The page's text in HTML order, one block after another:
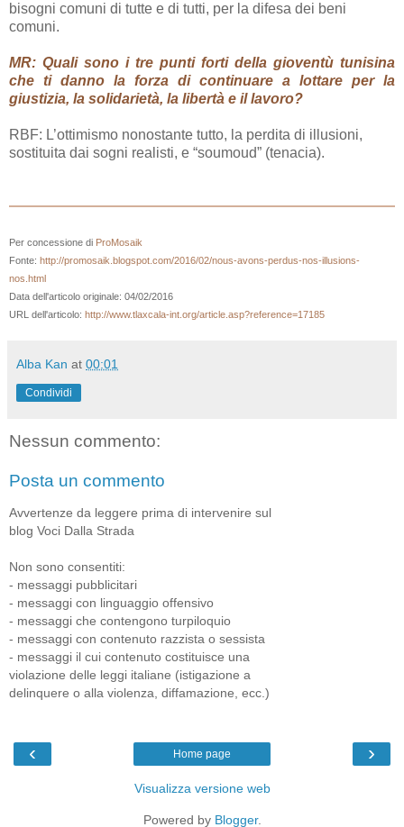
bisogni comuni di tutte e di tutti, per la difesa dei beni
comuni.
MR: Quali sono i tre punti forti della gioventù tunisina
che ti danno la forza di continuare a lottare per la
giustizia, la solidarietà, la libertà e il lavoro?
RBF: L’ottimismo nonostante tutto, la perdita di illusioni,
sostituita dai sogni realisti, e “soumoud” (tenacia).
Per concessione di ProMosaik
Fonte: http://promosaik.blogspot.com/2016/02/nous-avons-perdus-nos-illusions-
nos.html
Data dell'articolo originale: 04/02/2016
URL dell'articolo: http://www.tlaxcala-int.org/article.asp?reference=17185
Alba Kan at 00:01
Condividi
Nessun commento:
Posta un commento
Avvertenze da leggere prima di intervenire sul
blog Voci Dalla Strada
Non sono consentiti:
- messaggi pubblicitari
- messaggi con linguaggio offensivo
- messaggi che contengono turpiloquio
- messaggi con contenuto razzista o sessista
- messaggi il cui contenuto costituisce una
violazione delle leggi italiane (istigazione a
delinquere o alla violenza, diffamazione, ecc.)
‹ ›
Home page
Visualizza versione web
Powered by Blogger.